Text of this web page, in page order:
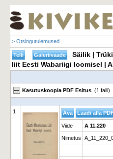
> Otsingutulemused
Säilik |
liit Eesti Wabariigi loomisel |
Kasutuskoopia PDF Esitus (1 faili)
1
Viide A 11.220
Nimetus